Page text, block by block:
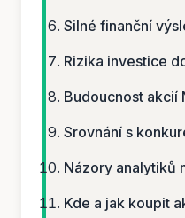
Silné finanční
Rizika investice
Budoucnost akcií
Srovnání s
Názory analytiků
Kde a jak koupit